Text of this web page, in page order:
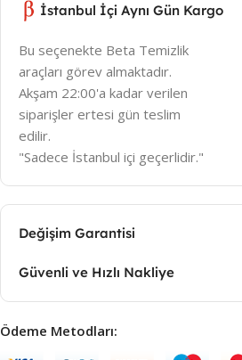
İstanbul İçi Aynı Gün Kargo
Bu seçenekte Beta Temizlik
araçları görev almaktadır.
Akşam 22:00'a kadar verilen
siparişler ertesi gün teslim
edilir.
"Sadece İstanbul içi geçerlidir."
Değişim Garantisi
Güvenli ve Hızlı Nakliye
Ödeme Metodları: